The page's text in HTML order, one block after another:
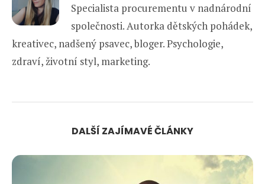
Specialista procurementu v nadnárodní
společnosti. Autorka dětských pohádek,
kreativec, nadšený psavec, bloger. Psychologie,
zdraví, životní styl, marketing.
DALŠÍ ZAJÍMAVÉ ČLÁNKY